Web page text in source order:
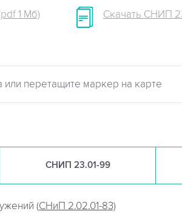
1 Мб)
Скачать СНИП
СНИП 23.01-99
(СНиП 2.02.01-83)